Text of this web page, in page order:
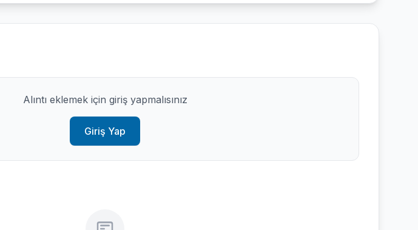
Alıntı eklemek için giriş yapmalısınız
Giriş Yap